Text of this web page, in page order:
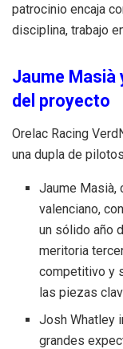
patrocinio encaja
disciplina, trabajo
Jaume Masià
del proyecto
Orelac Racing
una dupla de
Jaume Masià,
valenciano,
un sólido año
meritoria
competitivo y
las piezas
Josh Whatley
grandes